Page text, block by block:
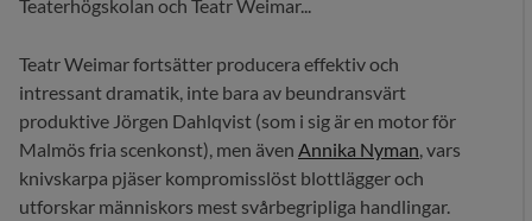
Teaterhögskolan och Teatr Weimar...
Teatr Weimar fortsätter producera effektiv och
intressant dramatik, inte bara av beundransvärt
produktive Jörgen Dahlqvist (som i sig är en motor för
Malmös fria scenkonst), men även Annika Nyman , vars
knivskarpa pjäser kompromisslöst blottlägger och
utforskar människors mest svårbegripliga handlingar.